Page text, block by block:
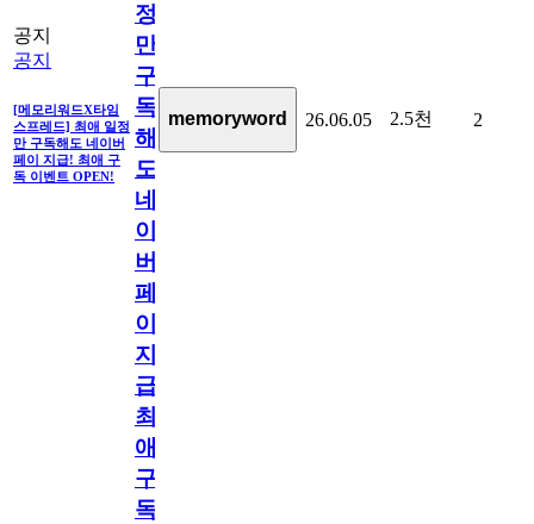
공지
공지
[메모리워드X타임
스프레드] 최애 일정
만 구독해도 네이버
페이 지급! 최애 구
독 이벤트 OPEN!
정
만
구
독
해
도
네
이
버
페
이
지
급!
최
애
구
독
memoryword 26.06.05 2.5천 2